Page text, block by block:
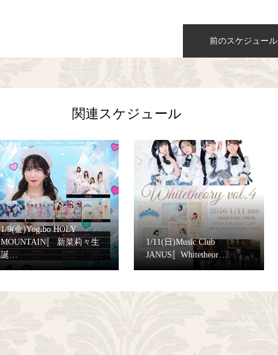
前のスケジュール
関連スケジュール
1/9(金)Yogibo HOLY
MOUNTAIN〚 新菜莉々生
誕…
1/11(日)Music Club
JANUS〚Whitetheor…